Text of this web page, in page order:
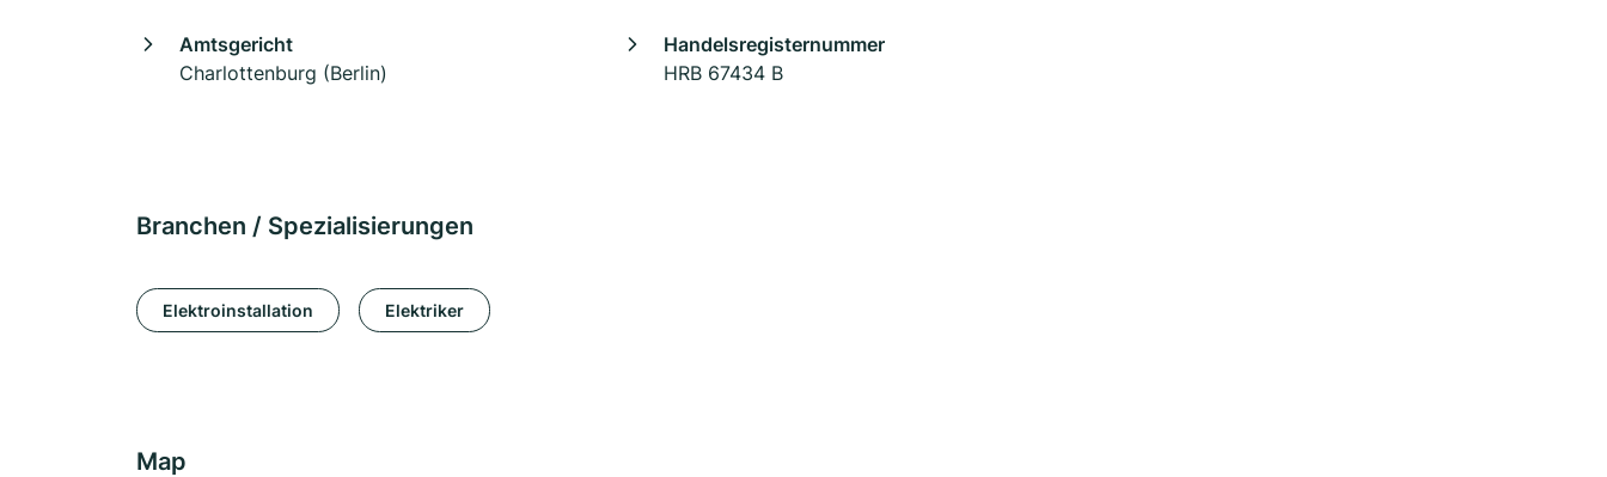
Amtsgericht
Charlottenburg (Berlin)
Handelsregisternummer
HRB 67434 B
Branchen / Spezialisierungen
Elektroinstallation Elektriker
Map